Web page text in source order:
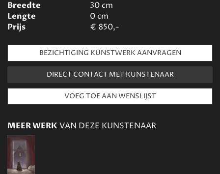
Breedte
30cm
Lengte
0cm
Prijs
€ 850,-
BEZICHTIGING KUNSTWERK AANVRAGEN
DIRECT CONTACT MET KUNSTENAAR
MEER WERK VAN DEZE KUNSTENAAR